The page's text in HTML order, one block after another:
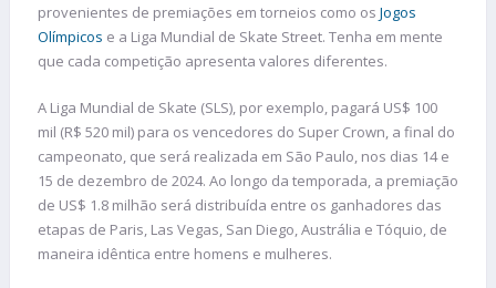
provenientes de premiações em torneios como os Jogos
Olímpicos e a Liga Mundial de Skate Street. Tenha em mente
que cada competição apresenta valores diferentes.
A Liga Mundial de Skate (SLS), por exemplo, pagará US$ 100
mil (R$ 520 mil) para os vencedores do Super Crown, a final do
campeonato, que será realizada em São Paulo, nos dias 14 e
15 de dezembro de 2024. Ao longo da temporada, a premiação
de US$ 1.8 milhão será distribuída entre os ganhadores das
etapas de Paris, Las Vegas, San Diego, Austrália e Tóquio, de
maneira idêntica entre homens e mulheres.